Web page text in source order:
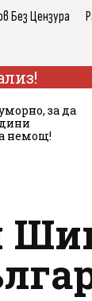
Без Цензура
за да
немощ!